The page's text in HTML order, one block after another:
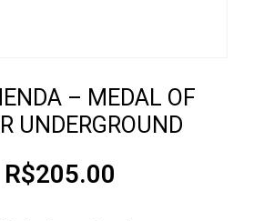
– MEDAL OF
UNDERGROUND
R$205.00